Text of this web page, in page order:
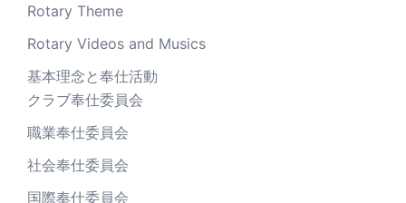
Rotary Theme
Rotary Videos and Musics
基本理念と奉仕活動
クラブ奉仕委員会
職業奉仕委員会
社会奉仕委員会
国際奉仕委員会